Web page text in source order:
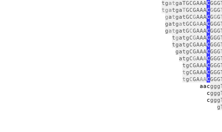
tgatgaTGCGAAAC
tgatgaTGCGAAACGGG
gatgatGCGAAACGGG
gatgatGCGAAAC
gatgatGCGAAAC
tgatgCGAAAC
tgatgCGAAAC
gatgCGAAACGGG
atgCGAAAC
tgCGAAAC
tgCGAAAC
tgCGAAAC
aac
c
c